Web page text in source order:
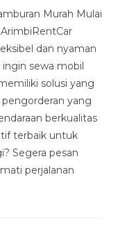
Murah Mulai
dan nyaman
ingin sewa mobil
solusi yang
yang
berkualitas
terbaik untuk
Segera pesan
perjalanan